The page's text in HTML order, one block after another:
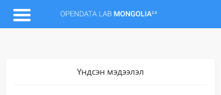
Үндсэн мэдээлэл